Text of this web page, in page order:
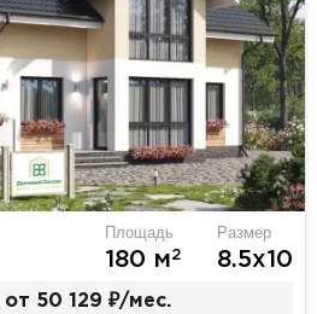
Площадь
180 м2
Размер
8.5х10
от 50 129 ₽/мес.